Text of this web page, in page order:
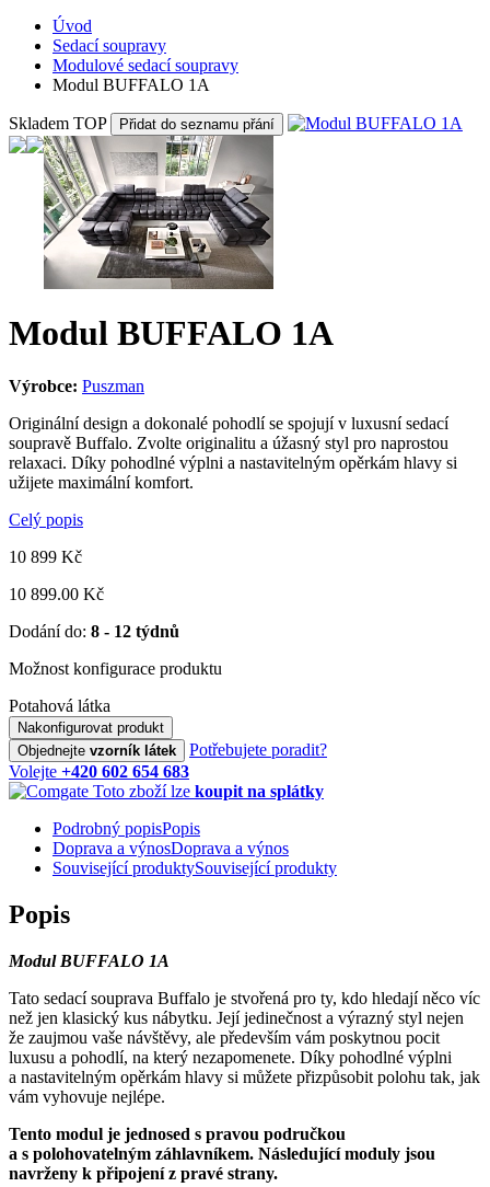
Úvod
Sedací soupravy
Modulové sedací soupravy
Modul BUFFALO 1A
Skladem TOP Přidat do seznamu přání
Modul BUFFALO 1A
Výrobce: Puszman
Originální design a dokonalé pohodlí se spojují v luxusní sedací
soupravě Buffalo. Zvolte originalitu a úžasný styl pro naprostou
relaxaci. Díky pohodlné výplni a nastavitelným opěrkám hlavy si
užijete maximální komfort.
Celý popis
10 899 Kč
10 899.00 Kč
Dodání do: 8 - 12 týdnů
Možnost konfigurace produktu
Potahová látka
Nakonfigurovat produkt
Objednejte vzorník látek
Potřebujete poradit?
Volejte +420 602 654 683
Toto zboží lze koupit na splátky
Podrobný popisPopis
Doprava a výnosDoprava a výnos
Související produktySouvisející produkty
Popis
Modul BUFFALO 1A
Tato sedací souprava Buffalo je stvořená pro ty, kdo hledají něco víc
než jen klasický kus nábytku. Její jedinečnost a výrazný styl nejen
že zaujmou vaše návštěvy, ale především vám poskytnou pocit
luxusu a pohodlí, na který nezapomenete. Díky pohodlné výplni
a nastavitelným opěrkám hlavy si můžete přizpůsobit polohu tak, jak
vám vyhovuje nejlépe.
Tento modul je jednosed s pravou područkou
a s polohovatelným záhlavníkem. Následující moduly jsou
navrženy k připojení z pravé strany.